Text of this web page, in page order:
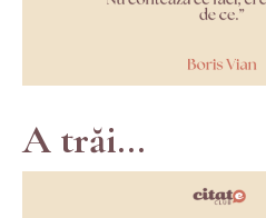
A trăi...